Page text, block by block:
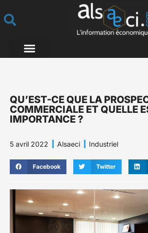
QU’EST-CE QUE LA
COMMERCIALE ET QUELLE
IMPORTANCE ?
5 avril 2022 Alsaeci Industriel
Facebook Twitter